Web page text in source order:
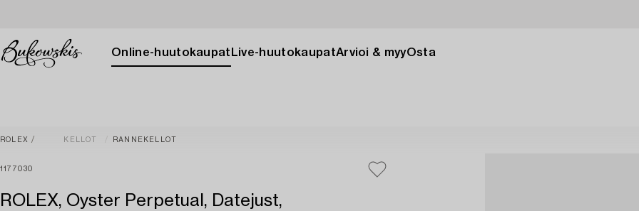
Online-huutokaupat Live-huutokaupatArvioi & myyOsta
ROLEX KELLOT RANNEKELLOT
1177030
ROLEX, Oyster Perpetual, Datejust,